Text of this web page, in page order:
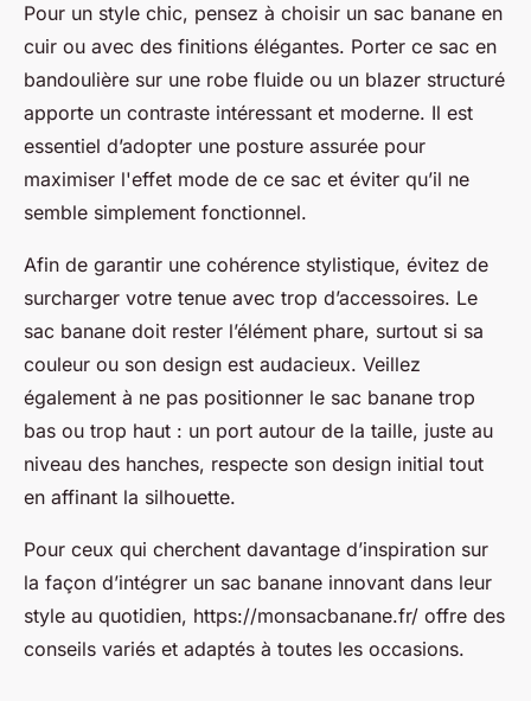
Pour un style chic, pensez à choisir un sac banane en
cuir ou avec des finitions élégantes. Porter ce sac en
bandoulière sur une robe fluide ou un blazer structuré
apporte un contraste intéressant et moderne. Il est
essentiel d’adopter une posture assurée pour
maximiser l'effet mode de ce sac et éviter qu’il ne
semble simplement fonctionnel.
Afin de garantir une cohérence stylistique, évitez de
surcharger votre tenue avec trop d’accessoires. Le
sac banane doit rester l’élément phare, surtout si sa
couleur ou son design est audacieux. Veillez
également à ne pas positionner le sac banane trop
bas ou trop haut : un port autour de la taille, juste au
niveau des hanches, respecte son design initial tout
en affinant la silhouette.
Pour ceux qui cherchent davantage d’inspiration sur
la façon d’intégrer un sac banane innovant dans leur
style au quotidien, https://monsacbanane.fr/ offre des
conseils variés et adaptés à toutes les occasions.